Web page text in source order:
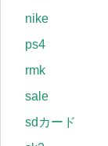
nike
ps4
rmk
sale
sdカード